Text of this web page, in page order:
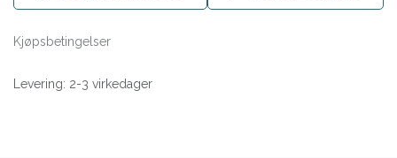
Kjøpsbetingelser
Levering: 2-3 virkedager